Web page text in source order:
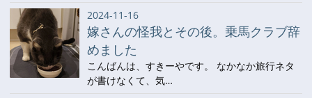
2024-11-16
嫁さんの怪我とその後。乗馬クラブ辞
めました
こんばんは、すきーやです。 なかなか旅行ネタ
が書けなくて、気…